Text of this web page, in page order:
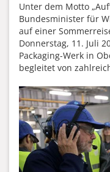
Unter dem Motto
Bundesminister für
auf einer
Donnerstag, 11. Juli
Packaging-Werk in
begleitet von